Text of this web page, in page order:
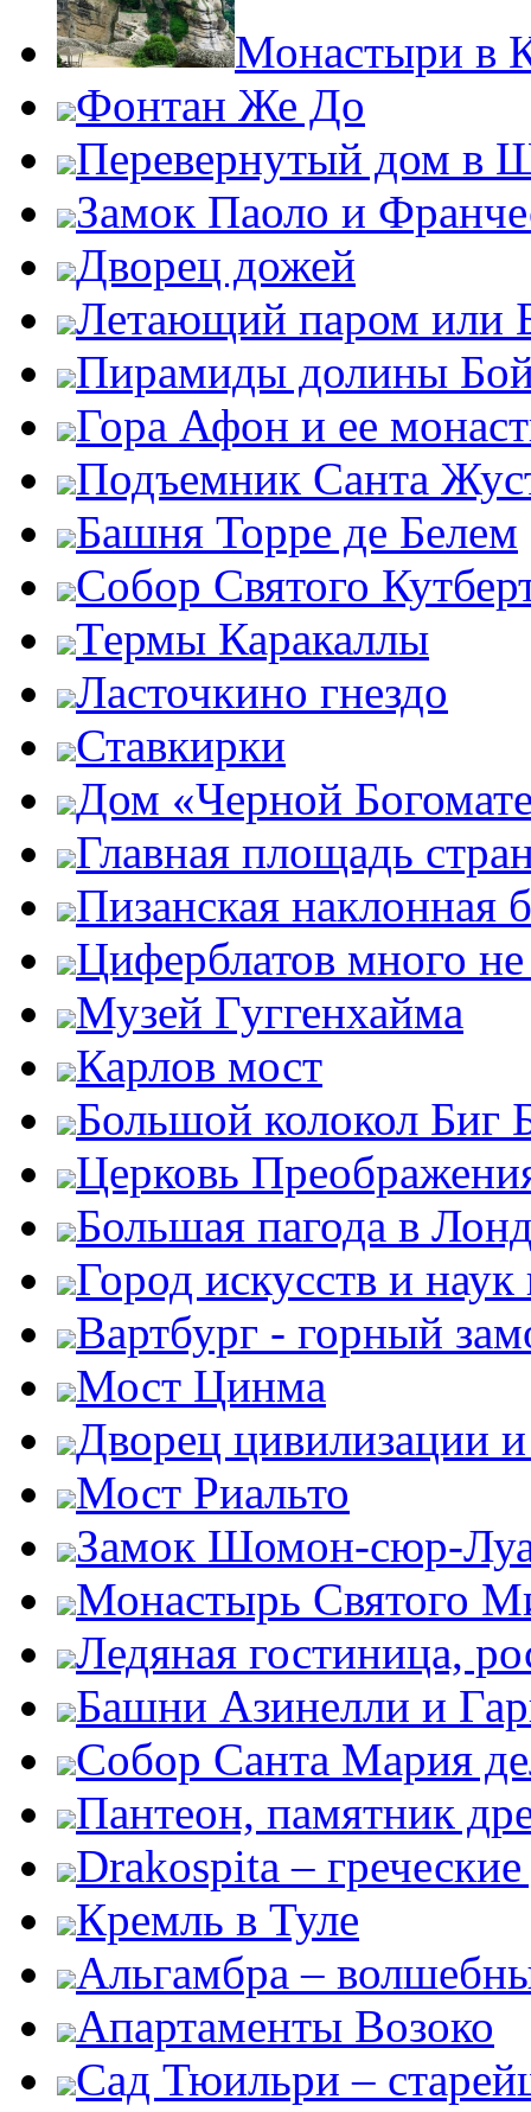
Монастыри в
Фонтан Же До
Перевернутый дом в
Замок Паоло и
Дворец дожей
Летающий паром или
Пирамиды долины
Гора Афон и ее
Подъемник Санта
Башня Торре де Белем
Собор Святого
Термы Каракаллы
Ласточкино гнездо
Ставкирки
Дом «Черной
Главная площадь
Пизанская наклонная
Циферблатов много
Музей Гуггенхайма
Карлов мост
Большой колокол Биг
Церковь
Большая пагода в
Город искусств и
Вартбург - горный
Мост Цинма
Дворец цивилизации и
Мост Риальто
Замок Шомон-сюр-
Монастырь Святого
Ледяная гостиница,
Башни Азинелли и
Собор Санта Мария
Пантеон, памятник
Drakospita –
Кремль в Туле
Альгамбра –
Апартаменты Возоко
Сад Тюильри –